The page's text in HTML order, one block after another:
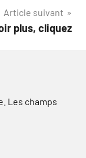
Article suivant
plus, cliquez
Les champs